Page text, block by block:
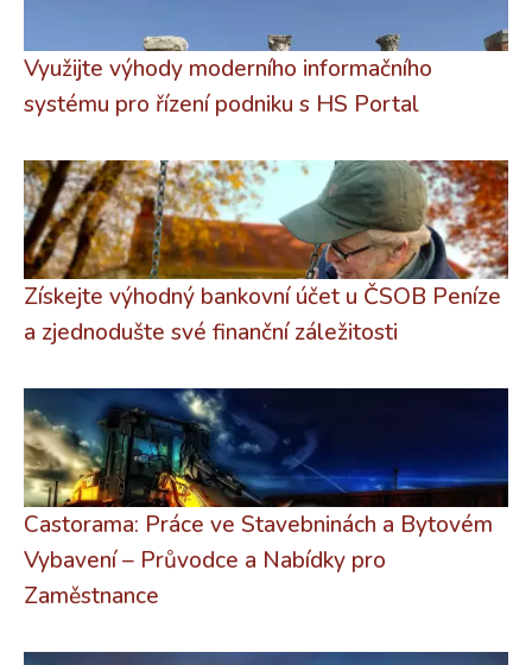
Využijte výhody moderního informačního
systému pro řízení podniku s HS Portal
Získejte výhodný bankovní účet u ČSOB Peníze
a zjednodušte své finanční záležitosti
Castorama: Práce ve Stavebninách a Bytovém
Vybavení – Průvodce a Nabídky pro
Zaměstnance